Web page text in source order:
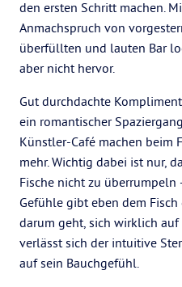
den ersten Schritt machen.
Anmachspruch von
überfüllten und lauten Bar
aber nicht hervor.
Gut durchdachte
ein romantischer
Künstler-Café machen beim
mehr. Wichtig dabei ist nur,
Fische nicht zu
Gefühle gibt eben dem Fisch
darum geht, sich wirklich
verlässt sich der intuitive
auf sein Bauchgefühl.